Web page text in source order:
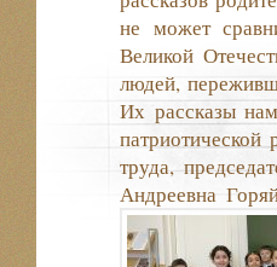
не может
Великой
людей,
Их рассказы
труда,
Андреевна